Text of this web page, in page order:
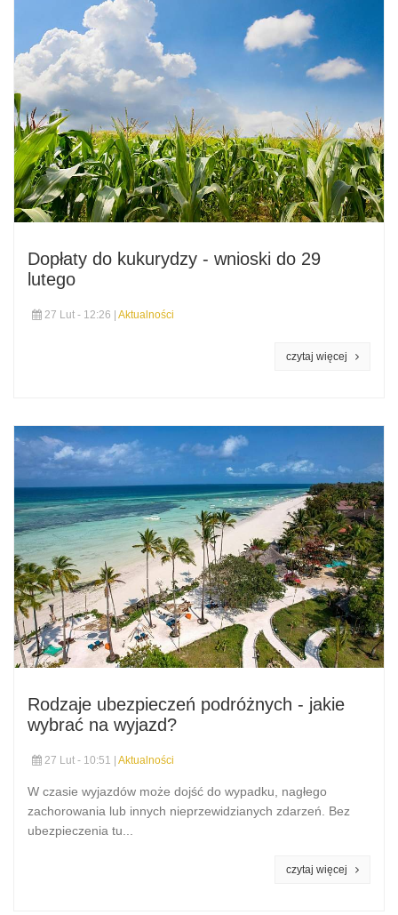
Dopłaty do kukurydzy - wnioski do 29
lutego
27 Lut - 12:26 | Aktualności
Rodzaje ubezpieczeń podróżnych - jakie
wybrać na wyjazd?
27 Lut - 10:51 | Aktualności
W czasie wyjazdów może dojść do wypadku, nagłego
zachorowania lub innych nieprzewidzianych zdarzeń. Bez
ubezpieczenia tu...